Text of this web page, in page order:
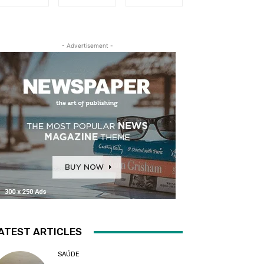
- Advertisement -
ARTICLES
SAÚDE